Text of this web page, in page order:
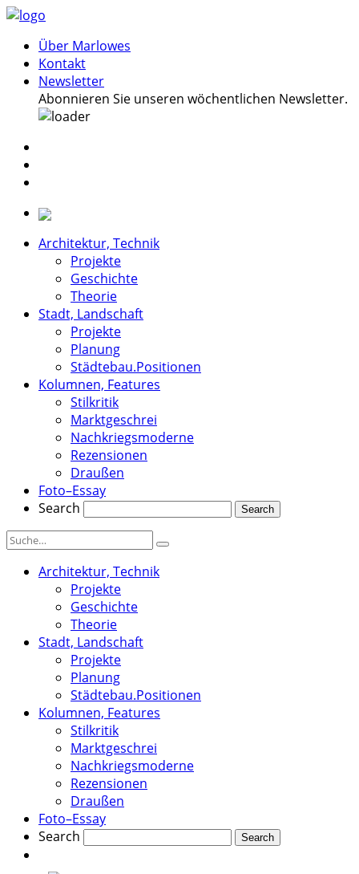
Über Marlowes
Kontakt
Newsletter
Abonnieren Sie unseren wöchentlichen Newsletter.
Architektur, Technik
Projekte
Geschichte
Theorie
Stadt, Landschaft
Projekte
Planung
Städtebau.Positionen
Kolumnen, Features
Stilkritik
Marktgeschrei
Nachkriegsmoderne
Rezensionen
Draußen
Foto–Essay
Search
Architektur, Technik
Projekte
Geschichte
Theorie
Stadt, Landschaft
Projekte
Planung
Städtebau.Positionen
Kolumnen, Features
Stilkritik
Marktgeschrei
Nachkriegsmoderne
Rezensionen
Draußen
Foto–Essay
Search